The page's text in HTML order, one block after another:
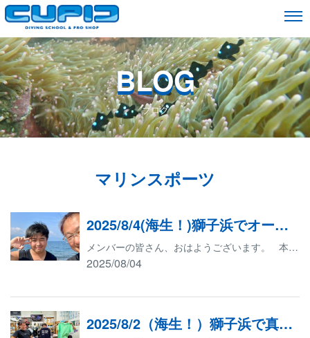
BLOG
ブログ
マリンスポーツ
2025/8/4(海生！)獅子浜でオープンウォーターダイバーコース海洋実習生！
メンバーの皆さん、おはようございます。 本日はK様のオープンウォーターダイバー講習の海洋実習のため沼津市の獅子浜ダイビングサービスに向かいます。 まずは、足柄サービスエリアでエネルギーを補充いたします。 獅子浜に到着いたしました。 天気は晴れ。30㎝くらい波があります。 初めての海洋実習なのでワクワクしているようです。 今回の海洋実習は少し波があり、若干戸惑いを見せておりましたが、すぐに慣れてしまい特に問題はなくミッションを修了いたしました。 渋滞対策として、早めに海を出発し、ガスト板橋本町店でログを付けました。 記念すべきダイブ本数1本目と2本目のログは念入りに記入しておりました。 右手首に輝く金色のダイブコンピュータの初仕事となりました。笑 キューピッドはこれからもダイビングを楽しみたいお客様や、ランクアップしたいお客様、ダイビングを始めたいお客様のサポートをしていきたいと思っております。 ご質問など、どんどんご連絡をください。 お待ちしております
2025/08/04
2025/8/2（海生！）獅子浜で真実の口を見よう！